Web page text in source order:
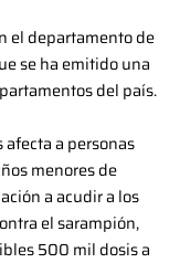
el departamento de
se ha emitido una
del país.
a personas
menores de
a acudir a los
el sarampión,
500 mil dosis a